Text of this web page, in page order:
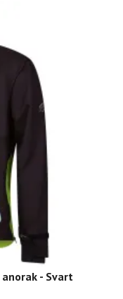
- Svart